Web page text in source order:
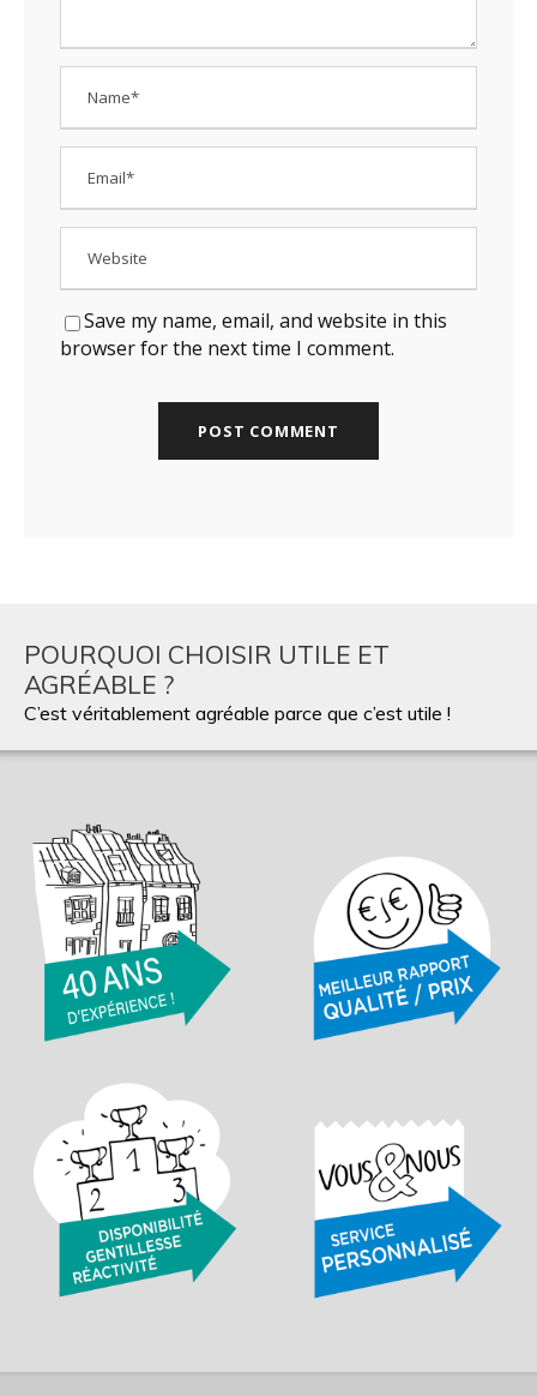
Save my name, email, and website in this
browser for the next time I comment.
POURQUOI CHOISIR UTILE ET
AGRÉABLE ?
C’est véritablement agréable parce que c’est utile !